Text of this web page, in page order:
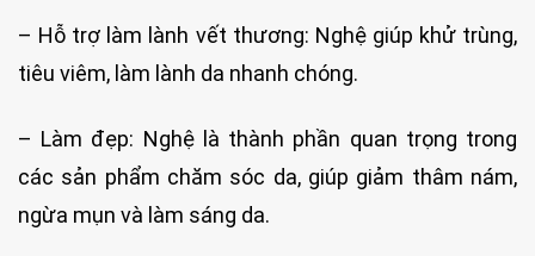
– Hỗ trợ làm lành vết thương: Nghệ giúp khử trùng,
tiêu viêm, làm lành da nhanh chóng.
– Làm đẹp: Nghệ là thành phần quan trọng trong
các sản phẩm chăm sóc da, giúp giảm thâm nám,
ngừa mụn và làm sáng da.